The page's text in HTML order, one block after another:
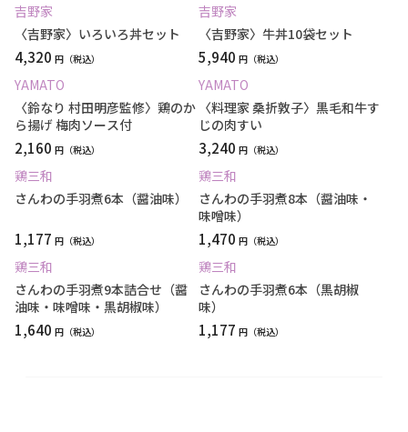
吉野家
〈吉野家〉いろいろ丼セット
4,320 円
吉野家
〈吉野家〉牛丼10袋セット
5,940 円
YAMATO
〈鈴なり 村田明彦監修〉鶏のか
ら揚げ 梅肉ソース付
2,160 円
YAMATO
〈料理家 桑折敦子〉黒毛和牛す
じの肉すい
3,240 円
鶏三和
さんわの手羽煮6本（醤油味）
1,177 円
鶏三和
さんわの手羽煮8本（醤油味・
味噌味）
1,470 円
鶏三和
さんわの手羽煮9本詰合せ（醤
油味・味噌味・黒胡椒味）
1,640 円
鶏三和
さんわの手羽煮6本（黒胡椒
味）
1,177 円